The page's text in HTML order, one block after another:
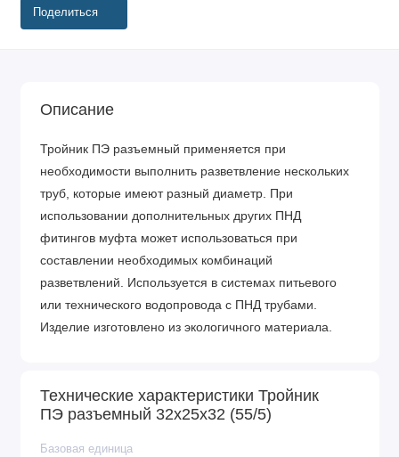
Поделиться
Описание
Тройник ПЭ разъемный применяется при
необходимости выполнить разветвление нескольких
труб, которые имеют разный диаметр. При
использовании дополнительных других ПНД
фитингов муфта может использоваться при
составлении необходимых комбинаций
разветвлений. Используется в системах питьевого
или технического водопровода с ПНД трубами.
Изделие изготовлено из экологичного материала.
Технические характеристики Тройник
ПЭ разъемный 32х25х32 (55/5)
Базовая единица